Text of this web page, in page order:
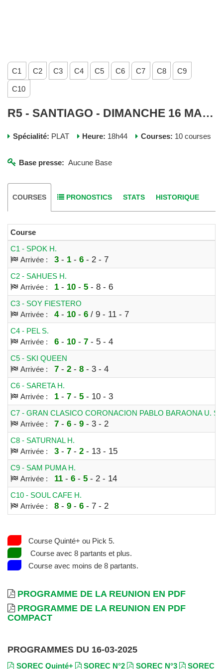
C1 C2 C3 C4 C5 C6 C7 C8 C9
C10
R5 - SANTIAGO - DIMANCHE 16 MARS 2025
Spécialité: PLAT Heure: 18h44 Courses: 10 courses
Base presse: Aucune Base
COURSES PRONOSTICS STATS HISTORIQUE
Course
C1 - SPOK H.
Arrivée :
3- 1- 6- 2 - 7
C2 - SAHUES H.
Arrivée :
1- 10- 5- 8 - 6
C3 - SOY FIESTERO
Arrivée :
4- 10- 6/ 9 - 11 - 7
C4 - PEL S.
Arrivée :
6- 10- 7- 5 - 4
C5 - SKI QUEEN
Arrivée :
7- 2- 8- 3 - 4
C6 - SARETA H.
Arrivée :
1- 7- 5- 10 - 3
C7 - GRAN CLASICO CORONACION PABLO BARAONA U. S.
Arrivée :
7- 6- 9- 3 - 2
C8 - SATURNAL H.
Arrivée :
3- 7- 2- 13 - 15
C9 - SAM PUMA H.
Arrivée :
11- 6- 5- 2 - 14
C10 - SOUL CAFE H.
Arrivée :
8- 9- 6- 7 - 2
Course Quinté+ ou Pick 5.
Course avec 8 partants et plus.
Course avec moins de 8 partants.
PROGRAMME DE LA REUNION EN PDF
PROGRAMME DE LA REUNION EN PDF
COMPACT
PROGRAMMES DU 16-03-2025
SOREC Quinté+ SOREC N°2 SOREC N°3 SOREC